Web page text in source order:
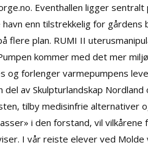
Eventhallen ligger
enn tilstrekkelig for gårdens
flere plan. RUMI II
kommer med det mer
forlenger varmepumpens
av Skulpturlandskap
tilby medisinfrie alternativer
i den forstand, vil
I vår reiste elever ved